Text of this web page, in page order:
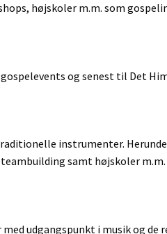
højskoler m.m. som
og senest til Det
instrumenter.
samt højskoler
udgangspunkt i musik og de